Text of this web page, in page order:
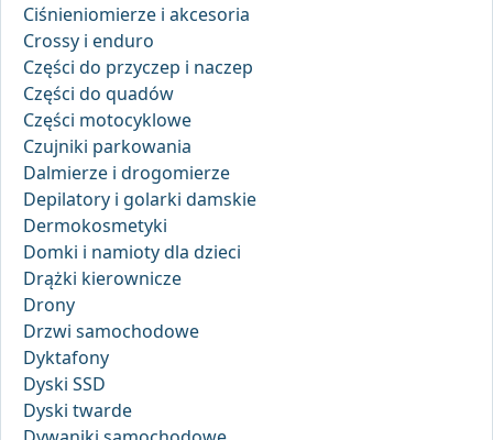
Ciśnieniomierze i akcesoria
Crossy i enduro
Części do przyczep i naczep
Części do quadów
Części motocyklowe
Czujniki parkowania
Dalmierze i drogomierze
Depilatory i golarki damskie
Dermokosmetyki
Domki i namioty dla dzieci
Drążki kierownicze
Drony
Drzwi samochodowe
Dyktafony
Dyski SSD
Dyski twarde